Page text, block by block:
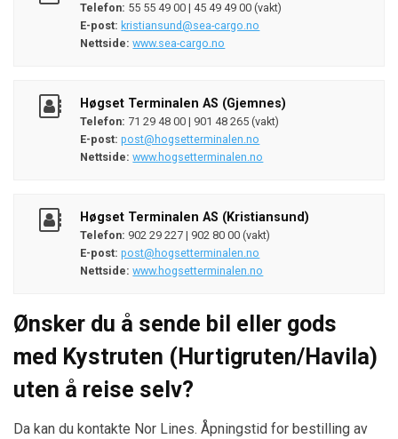
Telefon: 55 55 49 00 | 45 49 49 00 (vakt)
E-post: kristiansund@sea-cargo.no
Nettside: www.sea-cargo.no
Høgset Terminalen AS (Gjemnes)
Telefon: 71 29 48 00 | 901 48 265 (vakt)
E-post: post@hogsetterminalen.no
Nettside: www.hogsetterminalen.no
Høgset Terminalen AS (Kristiansund)
Telefon: 902 29 227 | 902 80 00 (vakt)
E-post: post@hogsetterminalen.no
Nettside: www.hogsetterminalen.no
Ønsker du å sende bil eller gods
med Kystruten (Hurtigruten/Havila)
uten å reise selv?
Da kan du kontakte Nor Lines. Åpningstid for bestilling av